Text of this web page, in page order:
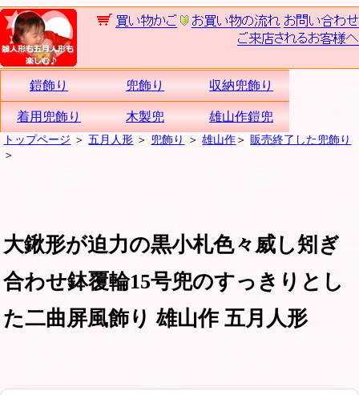
鎧飾り 兜飾り 収納兜飾り
着用兜飾り 木製兜 雄山作鎧兜
トップページ ＞五月人形 ＞ 兜飾り ＞雄山作＞ 販売終了した兜飾り
＞
大鍬形が迫力の黒小札色々威し矧ぎ
合わせ鉢覆輪15号兜のすっきりとし
た二曲屏風飾り 雄山作 五月人形